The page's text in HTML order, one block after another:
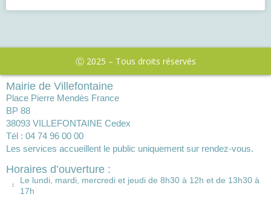
Ⓒ 2025 – Tous droits réservés
Mairie de Villefontaine
Place Pierre Mendès France
BP 88
38093 VILLEFONTAINE Cedex
Tél : 04 74 96 00 00
Les services accueillent le public uniquement sur rendez-vous.
Horaires d’ouverture :
Le lundi, mardi, mercredi et jeudi de 8h30 à 12h et de 13h30 à
17h